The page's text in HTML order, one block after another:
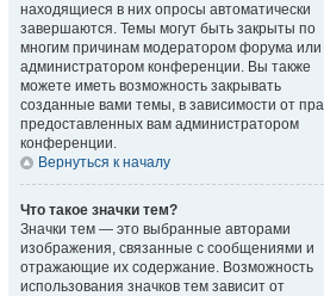
находящиеся в них опросы автоматически
завершаются. Темы могут быть закрыты по
многим причинам модератором форума или
администратором конференции. Вы также
можете иметь возможность закрывать
созданные вами темы, в зависимости от
предоставленных вам администратором
конференции.
Вернуться к началу
Что такое значки тем?
Значки тем — это выбранные авторами
изображения, связанные с сообщениями и
отражающие их содержание. Возможность
использования значков тем зависит от